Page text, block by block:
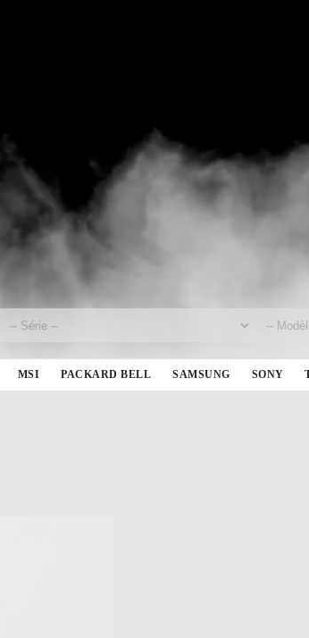
MSI PACKARD BELL SAMSUNG SONY